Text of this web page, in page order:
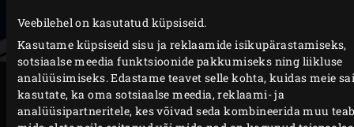
Veebilehel on kasutatud küpsiseid.
Kasutame küpsiseid sisu ja reklaamide isikupärastamiseks,
sotsiaalse meedia funktsioonide pakkumiseks ning liikluse
analüüsimiseks. Edastame teavet selle kohta, kuidas meie
kasutate, ka oma sotsiaalse meedia, reklaami- ja
analüüsipartneritele, kes võivad seda kombineerida muu
VALMISTAMINE